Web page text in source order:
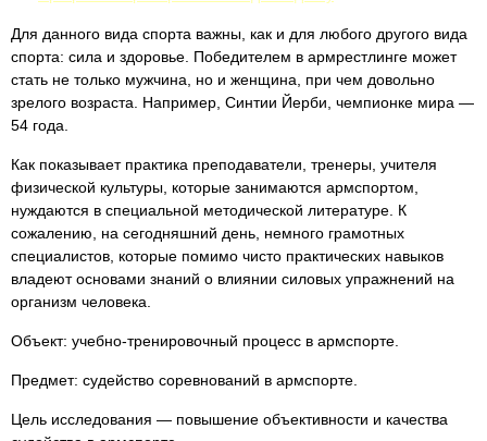
Для данного вида спорта важны, как и для любого другого вида
спорта: сила и здоровье. Победителем в армрестлинге может
стать не только мужчина, но и женщина, при чем довольно
зрелого возраста. Например, Синтии Йерби, чемпионке мира —
54 года.
Как показывает практика преподаватели, тренеры, учителя
физической культуры, которые занимаются армспортом,
нуждаются в специальной методической литературе. К
сожалению, на сегодняшний день, немного грамотных
специалистов, которые помимо чисто практических навыков
владеют основами знаний о влиянии силовых упражнений на
организм человека.
Объект: учебно-тренировочный процесс в армспорте.
Предмет: судейство соревнований в армспорте.
Цель исследования — повышение объективности и качества